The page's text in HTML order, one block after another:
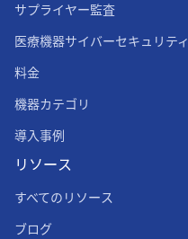
サプライヤー監査
医療機器サイバーセキュリティ
料金
機器カテゴリ
導入事例
リソース
すべてのリソース
ブログ